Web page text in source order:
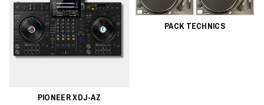
PIONEER XDJ-AZ
PACK TECHNICS